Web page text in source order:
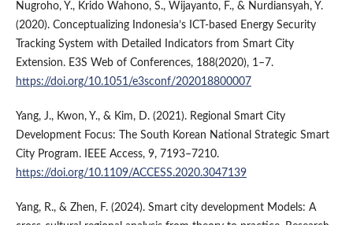
Nugroho, Y., Krido Wahono, S., Wijayanto, F., & Nurdiansyah, Y.
(2020). Conceptualizing Indonesia’s ICT-based Energy Security
Tracking System with Detailed Indicators from Smart City
Extension. E3S Web of Conferences, 188(2020), 1–7.
https://doi.org/10.1051/e3sconf/202018800007
Yang, J., Kwon, Y., & Kim, D. (2021). Regional Smart City
Development Focus: The South Korean National Strategic Smart
City Program. IEEE Access, 9, 7193–7210.
https://doi.org/10.1109/ACCESS.2020.3047139
Yang, R., & Zhen, F. (2024). Smart city development Models: A